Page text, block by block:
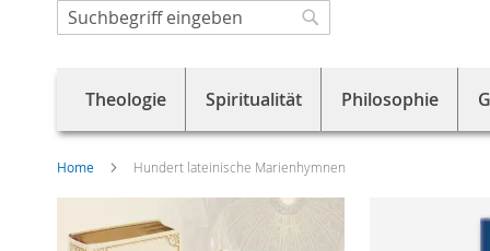
Direkt
zum
Suche
Theologie Spiritualität Philosophie
Home Hundert lateinische Marienhymnen